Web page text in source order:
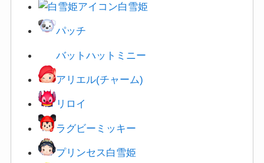
白雪姫
パッチ
バットハットミニー
アリエル(チャーム)
リロイ
ラグビーミッキー
プリンセス白雪姫